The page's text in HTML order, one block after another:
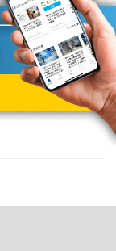
する技術を開発
石発電機を